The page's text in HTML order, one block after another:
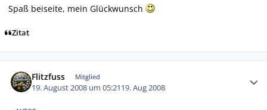
Spaß beiseite, mein Glückwunsch
Zitat
Flitzfuss Mitglied
19. August 2008 um 05:2119. Aug 2008